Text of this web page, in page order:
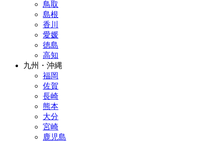
鳥取
島根
香川
愛媛
徳島
高知
九州・沖縄
福岡
佐賀
長崎
熊本
大分
宮崎
鹿児島